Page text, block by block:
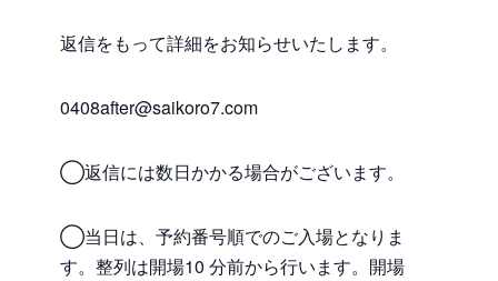
返信をもって詳細をお知らせいたします。
0408after@saikoro7.com
◯返信には数日かかる場合がございます。
◯当日は、予約番号順でのご入場となりま
す。整列は開場10 分前から行います。開場